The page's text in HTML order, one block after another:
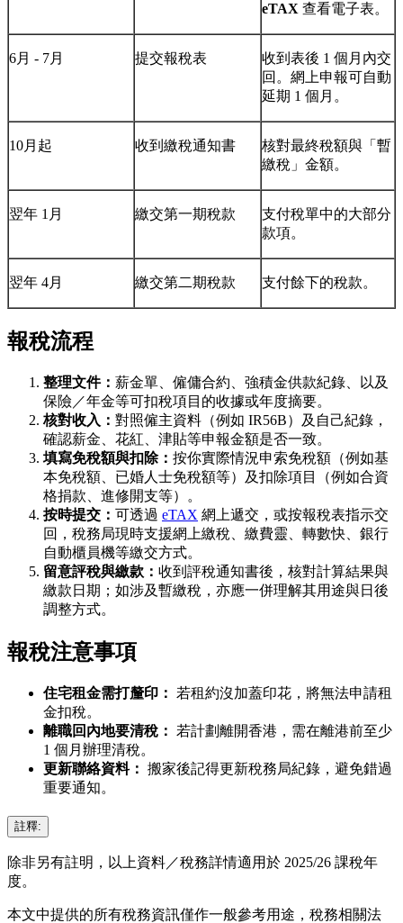
eTAX 查看電子表。
6月 - 7月 提交報稅表
收到表後 1 個月內交
回。網上申報可自動
延期 1 個月。
10月起 收到繳稅通知書
核對最終稅額與「暫
繳稅」金額。
翌年 1月 繳交第一期稅款
支付稅單中的大部分
款項。
翌年 4月 繳交第二期稅款 支付餘下的稅款。
報稅流程
整理文件： 薪金單、僱傭合約、強積金供款紀錄、以及
保險／年金等可扣稅項目的收據或年度摘要。
核對收入： 對照僱主資料（例如 IR56B）及自己紀錄，
確認薪金、花紅、津貼等申報金額是否一致。
填寫免稅額與扣除： 按你實際情況申索免稅額（例如基
本免稅額、已婚人士免稅額等）及扣除項目（例如合資
格捐款、進修開支等）。
按時提交： 可透過 eTAX 網上遞交，或按報稅表指示交
回，稅務局現時支援網上繳稅、繳費靈、轉數快、銀行
自動櫃員機等繳交方式。
留意評稅與繳款： 收到評稅通知書後，核對計算結果與
繳款日期；如涉及暫繳稅，亦應一併理解其用途與日後
調整方式。
報稅注意事項
住宅租金需打釐印：
若租約沒加蓋印花，將無法申請租
金扣稅。
離職回內地要清稅：
若計劃離開香港，需在離港前至少
1 個月辦理清稅。
更新聯絡資料： 搬家後記得更新稅務局紀錄，避免錯過
重要通知。
註釋:
除非另有註明，以上資料／稅務詳情適用於 2025/26 課稅年
度。
本文中提供的所有稅務資訊僅作一般參考用途，稅務相關法